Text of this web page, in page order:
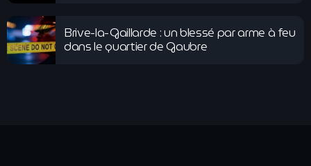
Brive-la-Gaillarde : un blessé par arme à feu
dans le quartier de Gaubre